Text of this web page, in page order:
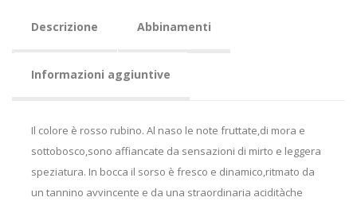
Descrizione Abbinamenti
Informazioni aggiuntive
Il colore è rosso rubino. Al naso le note fruttate,di mora e
sottobosco,sono affiancate da sensazioni di mirto e leggera
speziatura. In bocca il sorso è fresco e dinamico,ritmato da
un tannino avvincente e da una straordinaria aciditàche